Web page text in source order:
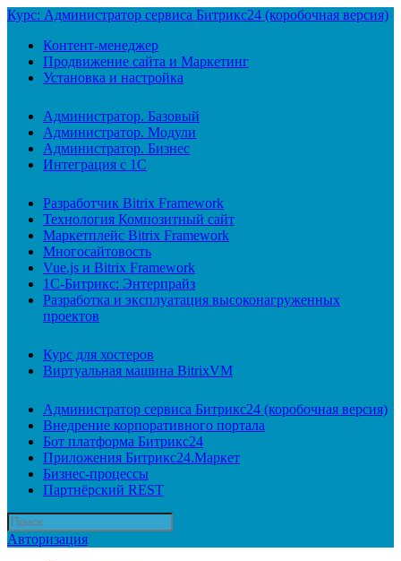
Курс: Администратор сервиса Битрикс24 (коробочная версия)
Контент-менеджер
Продвижение сайта и Маркетинг
Установка и настройка
Администратор. Базовый
Администратор. Модули
Администратор. Бизнес
Интеграция с 1С
Разработчик Bitrix Framework
Технология Композитный сайт
Маркетплейс Bitrix Framework
Многосайтовость
Vue.js и Bitrix Framework
1С-Битрикс: Энтерпрайз
Разработка и эксплуатация высоконагруженных
проектов
Курс для хостеров
Виртуальная машина BitrixVM
Администратор сервиса Битрикс24 (коробочная версия)
Внедрение корпоративного портала
Бот платформа Битрикс24
Приложения Битрикс24.Маркет
Бизнес-процессы
Партнёрский REST
Авторизация